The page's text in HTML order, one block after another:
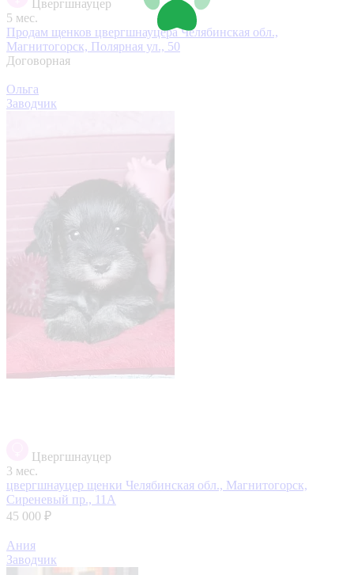
Цвергшнауцер
5 мес.
Продам щенков цвергшнауцераЧелябинская обл.,
Магнитогорск, Полярная ул., 50
Договорная
Ольга
Заводчик
Цвергшнауцер
3 мес.
цвергшнауцер щенки Челябинская обл., Магнитогорск,
Сиреневый пр., 11А
45 000 ₽
Ания
Заводчик